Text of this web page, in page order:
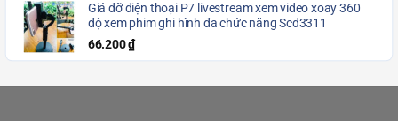
Giá đỡ điện thoại P7 livestream xem video xoay 360
độ xem phim ghi hình đa chức năng Scd3311
66.200₫